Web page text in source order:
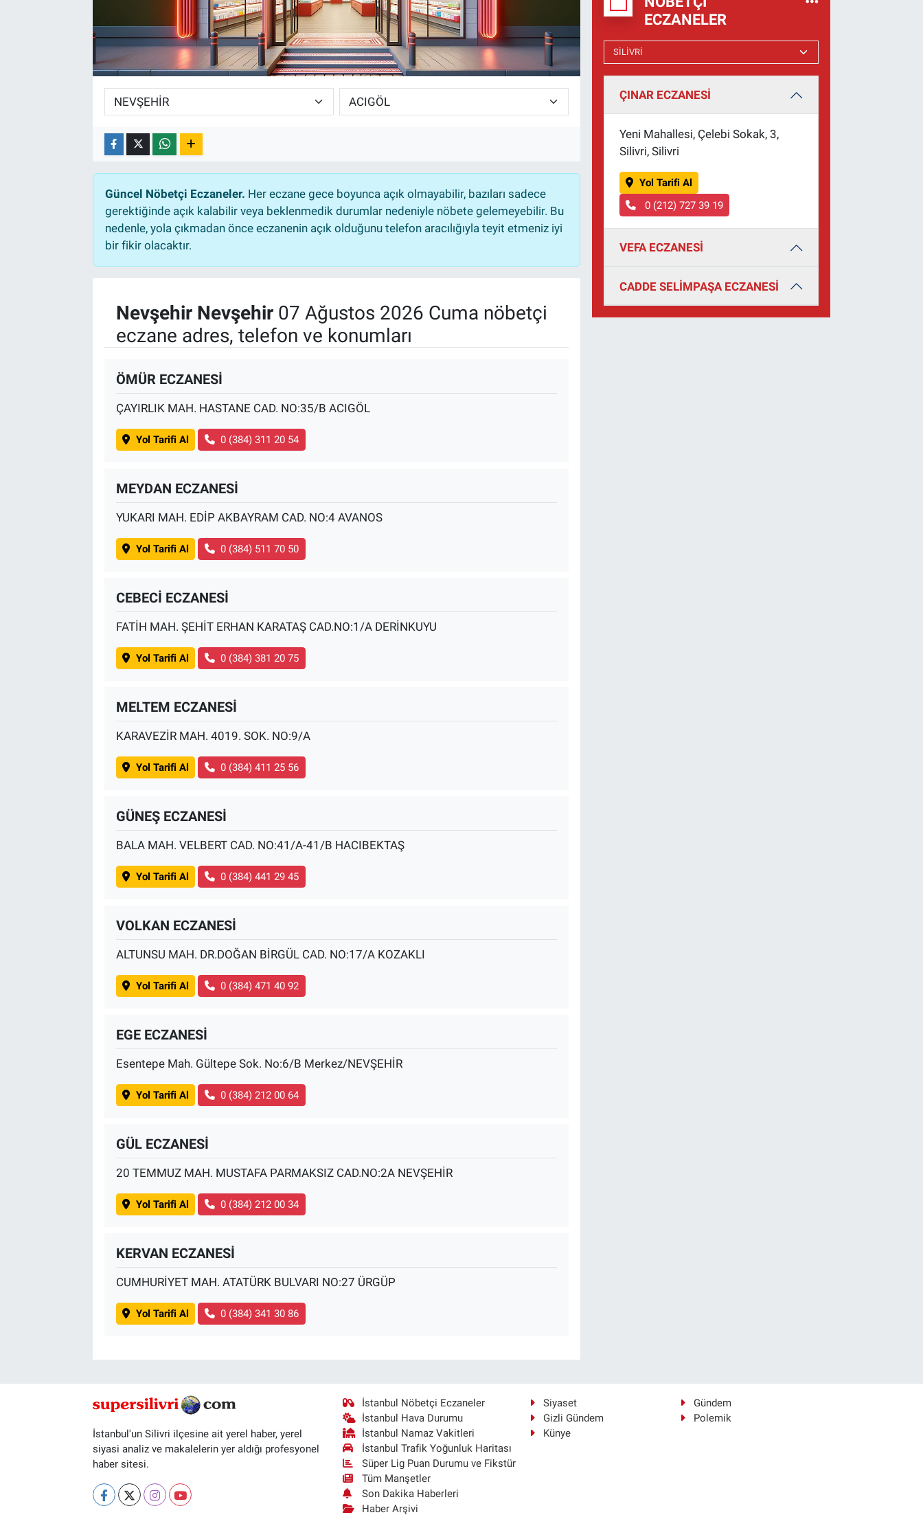
Güncel Nöbetçi Eczaneler. Her eczane gece boyunca açık olmayabilir, bazıları sadece
gerektiğinde açık kalabilir veya beklenmedik durumlar nedeniyle nöbete gelemeyebilir. Bu
nedenle, yola çıkmadan önce eczanenin açık olduğunu telefon aracılığıyla teyit etmeniz iyi
bir fikir olacaktır.
Nevşehir Nevşehir07 Ağustos 2026 Cuma nöbetçi
eczane adres, telefon ve konumları
ÖMÜR ECZANESİ
ÇAYIRLIK MAH. HASTANE CAD. NO:35/B ACIGÖL
Yol Tarifi Al 0 (384) 311 20 54
MEYDAN ECZANESİ
YUKARI MAH. EDİP AKBAYRAM CAD. NO:4 AVANOS
Yol Tarifi Al 0 (384) 511 70 50
CEBECİ ECZANESİ
FATİH MAH. ŞEHİT ERHAN KARATAŞ CAD.NO:1/A DERİNKUYU
Yol Tarifi Al 0 (384) 381 20 75
MELTEM ECZANESİ
KARAVEZİR MAH. 4019. SOK. NO:9/A
Yol Tarifi Al 0 (384) 411 25 56
GÜNEŞ ECZANESİ
BALA MAH. VELBERT CAD. NO:41/A-41/B HACIBEKTAŞ
Yol Tarifi Al 0 (384) 441 29 45
VOLKAN ECZANESİ
ALTUNSU MAH. DR.DOĞAN BİRGÜL CAD. NO:17/A KOZAKLI
Yol Tarifi Al 0 (384) 471 40 92
EGE ECZANESİ
Esentepe Mah. Gültepe Sok. No:6/B Merkez/NEVŞEHİR
Yol Tarifi Al 0 (384) 212 00 64
GÜL ECZANESİ
20 TEMMUZ MAH. MUSTAFA PARMAKSIZ CAD.NO:2A NEVŞEHİR
Yol Tarifi Al 0 (384) 212 00 34
KERVAN ECZANESİ
CUMHURİYET MAH. ATATÜRK BULVARI NO:27 ÜRGÜP
Yol Tarifi Al 0 (384) 341 30 86
ECZANELER
ÇINAR ECZANESİ
Yeni Mahallesi, Çelebi Sokak, 3,
Silivri, Silivri
Yol Tarifi Al
0 (212) 727 39 19
VEFA ECZANESİ
CADDE SELİMPAŞA ECZANESİ
İstanbul'un Silivri ilçesine ait yerel haber, yerel
siyasi analiz ve makalelerin yer aldığı profesyonel
haber sitesi.
İstanbul Nöbetçi Eczaneler
İstanbul Hava Durumu
İstanbul Namaz Vakitleri
İstanbul Trafik Yoğunluk Haritası
Süper Lig Puan Durumu ve Fikstür
Tüm Manşetler
Son Dakika Haberleri
Haber Arşivi
Siyaset
Gündem
Gizli Gündem
Polemik
Künye